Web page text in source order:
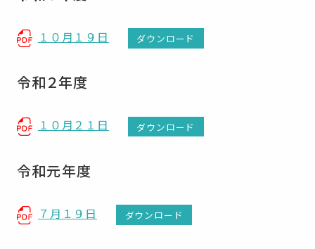
１０月１９日 ダウンロード
令和２年度
１０月２１日 ダウンロード
令和元年度
７月１９日 ダウンロード